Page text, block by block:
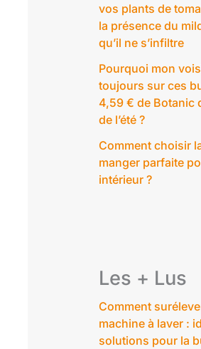
vos plants de
la présence du
qu’il ne s’infiltre
Pourquoi mon
toujours sur ces
4,59 € de Botanic
de l’été ?
Comment choisir
manger parfaite
intérieur ?
Les + Lus
Comment
machine à laver :
solutions pour la